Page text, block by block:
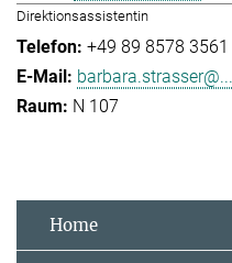
Direktionsassistentin
+49 89 8578 3561
barbara.strasser@...
N 107
Home